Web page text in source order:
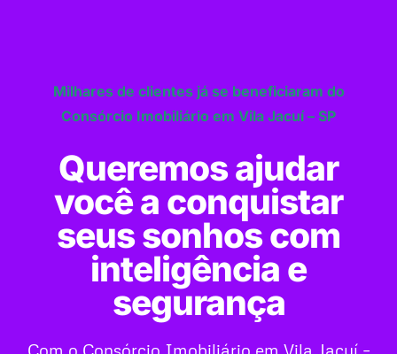
Milhares de clientes já se beneficiaram do
Consórcio Imobiliário em Vila Jacuí – SP
Queremos ajudar
você a conquistar
seus sonhos com
inteligência e
segurança